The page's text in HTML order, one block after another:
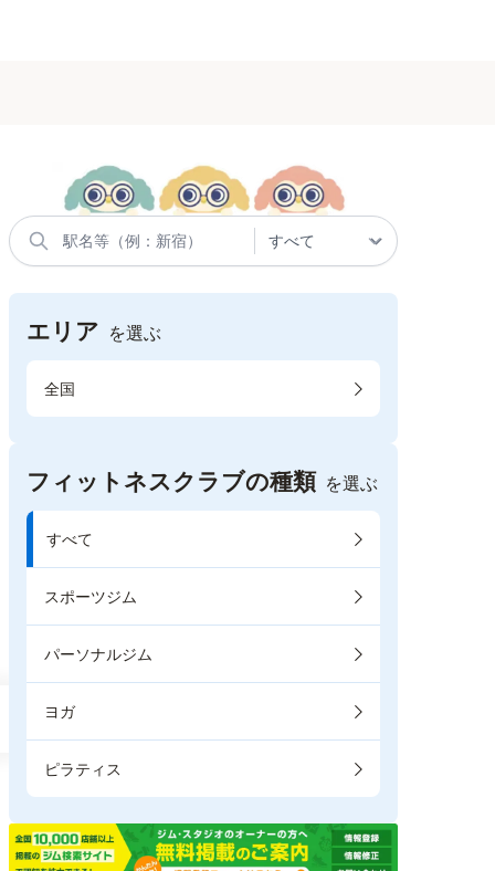
エリア を選ぶ
全国
フィットネスクラブの種類 を選ぶ
すべて
スポーツジム
パーソナルジム
ヨガ
ピラティス